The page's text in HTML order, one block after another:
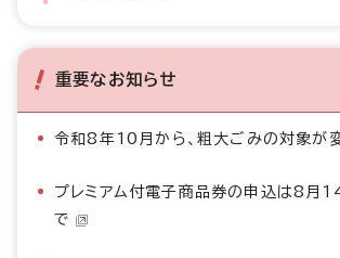
重要なお知らせ
令和8年10月から、粗大ごみの対象が
プレミアム付電子商品券の申込は8月14
で